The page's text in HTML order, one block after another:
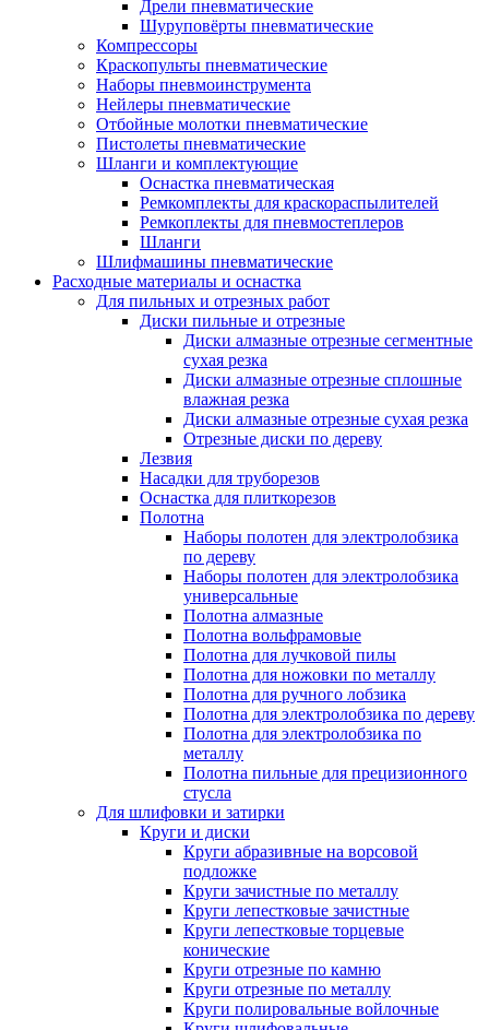
Дрели пневматические
Шуруповёрты пневматические
Компрессоры
Краскопульты пневматические
Наборы пневмоинструмента
Нейлеры пневматические
Отбойные молотки пневматические
Пистолеты пневматические
Шланги и комплектующие
Оснастка пневматическая
Ремкомплекты для краскораспылителей
Ремкоплекты для пневмостеплеров
Шланги
Шлифмашины пневматические
Расходные материалы и оснастка
Для пильных и отрезных работ
Диски пильные и отрезные
Диски алмазные отрезные сегментные
сухая резка
Диски алмазные отрезные сплошные
влажная резка
Диски алмазные отрезные сухая резка
Отрезные диски по дереву
Лезвия
Насадки для труборезов
Оснастка для плиткорезов
Полотна
Наборы полотен для электролобзика
по дереву
Наборы полотен для электролобзика
универсальные
Полотна алмазные
Полотна вольфрамовые
Полотна для лучковой пилы
Полотна для ножовки по металлу
Полотна для ручного лобзика
Полотна для электролобзика по дереву
Полотна для электролобзика по
металлу
Полотна пильные для прецизионного
стусла
Для шлифовки и затирки
Круги и диски
Круги абразивные на ворсовой
подложке
Круги зачистные по металлу
Круги лепестковые зачистные
Круги лепестковые торцевые
конические
Круги отрезные по камню
Круги отрезные по металлу
Круги полировальные войлочные